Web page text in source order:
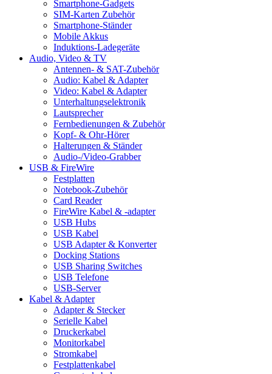
Smartphone-Gadgets
SIM-Karten Zubehör
Smartphone-Ständer
Mobile Akkus
Induktions-Ladegeräte
Audio, Video & TV
Antennen- & SAT-Zubehör
Audio: Kabel & Adapter
Video: Kabel & Adapter
Unterhaltungselektronik
Lautsprecher
Fernbedienungen & Zubehör
Kopf- & Ohr-Hörer
Halterungen & Ständer
Audio-/Video-Grabber
USB & FireWire
Festplatten
Notebook-Zubehör
Card Reader
FireWire Kabel & -adapter
USB Hubs
USB Kabel
USB Adapter & Konverter
Docking Stations
USB Sharing Switches
USB Telefone
USB-Server
Kabel & Adapter
Adapter & Stecker
Serielle Kabel
Druckerkabel
Monitorkabel
Stromkabel
Festplattenkabel